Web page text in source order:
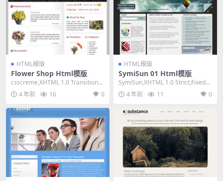
HTML模版
Flower Shop Html模版
csscreme,XHTML 1.0 Transitional,
Fixed Wi...
4 年前 16 0
HTML模版
SymiSun 01 Html模版
SymiSun,XHTML 1.0 Strict,Fixed
Width, 2 ...
4 年前 11 0